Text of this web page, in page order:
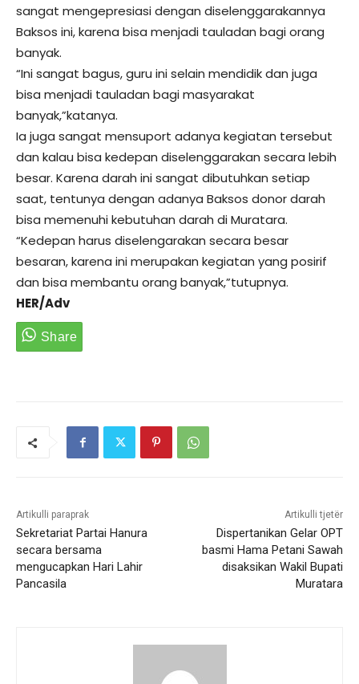
sangat mengepresiasi dengan diselenggarakannya
Baksos ini, karena bisa menjadi tauladan bagi orang
banyak.
“Ini sangat bagus, guru ini selain mendidik dan juga
bisa menjadi tauladan bagi masyarakat
banyak,”katanya.
Ia juga sangat mensuport adanya kegiatan tersebut
dan kalau bisa kedepan diselenggarakan secara lebih
besar. Karena darah ini sangat dibutuhkan setiap
saat, tentunya dengan adanya Baksos donor darah
bisa memenuhi kebutuhan darah di Muratara.
“Kedepan harus diselengarakan secara besar
besaran, karena ini merupakan kegiatan yang posirif
dan bisa membantu orang banyak,”tutupnya.
HER/Adv
Artikulli paraprak
Sekretariat Partai Hanura
secara bersama
mengucapkan Hari Lahir
Pancasila
Artikulli tjetër
Dispertanikan Gelar OPT
basmi Hama Petani Sawah
disaksikan Wakil Bupati
Muratara